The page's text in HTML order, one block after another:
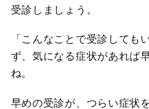
受診しましょう。
「こんなことで受診して
ず、気になる症状があれば
ね。
早めの受診が、つらい症状